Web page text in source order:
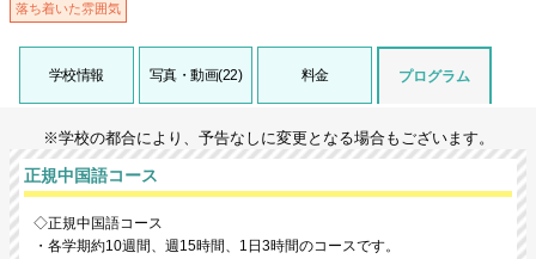
落ち着いた雰囲気
学校情報 写真・動画(22) 料金 プログラム
※学校の都合により、予告なしに変更となる場合もございます。
正規中国語コース
◇正規中国語コース
・各学期約10週間、週15時間、1日3時間のコースです。